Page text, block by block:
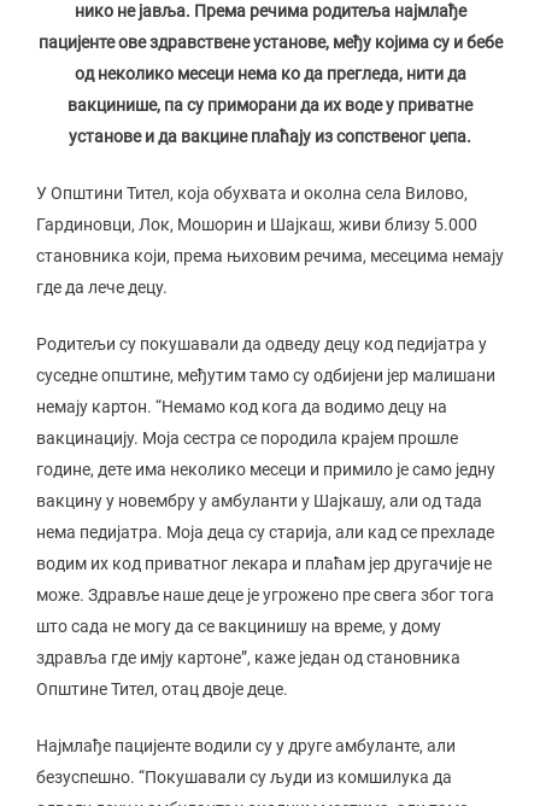
нико не јавља. Према речима родитеља најмлађе
пацијенте ове здравствене установе, међу којима су и бебе
од неколико месеци нема ко да прегледа, нити да
вакцинише, па су приморани да их воде у приватне
установе и да вакцине плаћају из сопственог џепа.
У Општини Тител, која обухвата и околна села Вилово,
Гардиновци, Лок, Мошорин и Шајкаш, живи близу 5.000
становника који, према њиховим речима, месецима немају
где да лече децу.
Родитељи су покушавали да одведу децу код педијатра у
суседне општине, међутим тамо су одбијени јер малишани
немају картон. “Немамо код кога да водимо децу на
вакцинацију. Моја сестра се породила крајем прошле
године, дете има неколико месеци и примило је само једну
вакцину у новембру у амбуланти у Шајкашу, али од тада
нема педијатра. Моја деца су старија, али кад се прехладе
водим их код приватног лекара и плаћам јер другачије не
може. Здравље наше деце је угрожено пре свега због тога
што сада не могу да се вакцинишу на време, у дому
здравља где имју картоне”, каже један од становника
Општине Тител, отац двоје деце.
Најмлађе пацијенте водили су у друге амбуланте, али
безуспешно. “Покушавали су људи из комшилука да